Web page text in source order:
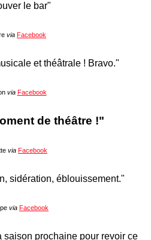
le bar"
via Facebook
et théâtrale ! Bravo."
via Facebook
de théâtre !"
via Facebook
sidération, éblouissement."
via Facebook
saison prochaine pour revoir ce